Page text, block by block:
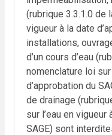
(rubrique 3.3.1.0 de
vigueur à la date
installations,
d’un cours d’eau
nomenclature loi sur
d’approbation du
de drainage
sur l’eau en vigueur
SAGE) sont